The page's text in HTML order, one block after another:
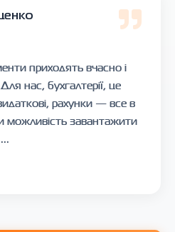
приходять вчасно і
нас, бухгалтерії, це
рахунки — все в
завантажити